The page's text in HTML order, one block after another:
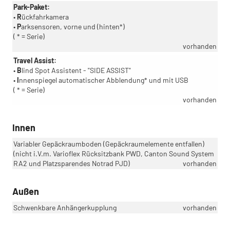
Park-Paket:
•Rückfahrkamera
•Parksensoren, vorne und (hinten*)
( * = Serie)
vorhanden
Travel Assist:
•Blind Spot Assistent - "SIDE ASSIST"
•Innenspiegel automatischer Abblendung* und mit USB
( * = Serie)
vorhanden
Innen
Variabler Gepäckraumboden (Gepäckraumelemente entfallen)
(nicht i.V.m. Varioflex Rücksitzbank PWD, Canton Sound System
RA2 und Platzsparendes Notrad PJD)
vorhanden
Außen
Schwenkbare Anhängerkupplung vorhanden